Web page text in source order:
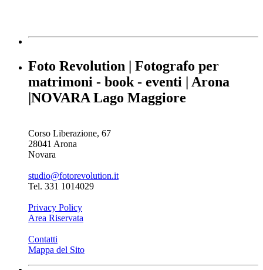
Foto Revolution | Fotografo per
matrimoni - book - eventi | Arona
|NOVARA Lago Maggiore
Corso Liberazione, 67
28041 Arona
Novara
studio@fotorevolution.it
Tel. 331 1014029
Privacy Policy
Area Riservata
Contatti
Mappa del Sito